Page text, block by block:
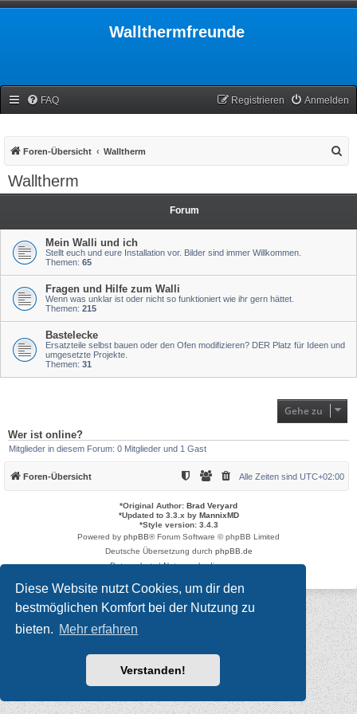
Diese Website nutzt Cookies, um dir den
bestmöglichen Komfort bei der Nutzung zu
bieten. Mehr erfahren
Verstanden!
Wallthermfreunde
FAQ Anmelden
Registrieren
Foren-Übersicht Walltherm
Walltherm
Forum
Mein Walli und ich
Stellt euch und eure Installation vor. Bilder sind immer Willkommen.
Themen: 65
Fragen und Hilfe zum Walli
Wenn was unklar ist oder nicht so funktioniert wie ihr gern hättet.
Themen: 215
Bastelecke
Ersatzteile selbst bauen oder den Ofen modifizieren? DER Platz für Ideen und
umgesetzte Projekte.
Themen: 31
Gehe zu
Wer ist online?
Mitglieder in diesem Forum: 0 Mitglieder und 1 Gast
Foren-Übersicht Alle Zeiten sind UTC+02:00
*Original Author: Brad Veryard
*Updated to 3.3.x by MannixMD
*Style version: 3.4.3
Powered by phpBB® Forum Software © phpBB Limited
Deutsche Übersetzung durch phpBB.de
Datenschutz|Nutzungsbedingungen